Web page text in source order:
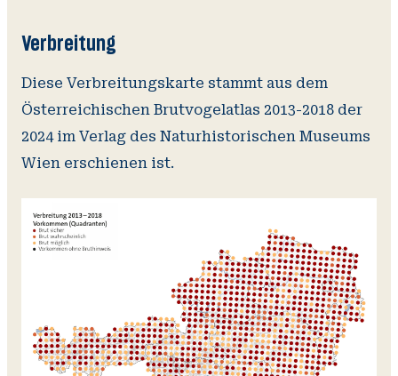
Verbreitung
Diese Verbreitungskarte stammt aus dem
Österreichischen Brutvogelatlas 2013-2018 der
2024 im Verlag des Naturhistorischen Museums
Wien erschienen ist.